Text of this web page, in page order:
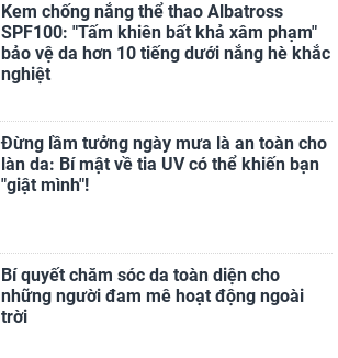
Kem chống nắng thể thao Albatross
SPF100: "Tấm khiên bất khả xâm phạm"
bảo vệ da hơn 10 tiếng dưới nắng hè khắc
nghiệt
Đừng lầm tưởng ngày mưa là an toàn cho
làn da: Bí mật về tia UV có thể khiến bạn
"giật mình"!
Bí quyết chăm sóc da toàn diện cho
những người đam mê hoạt động ngoài
trời